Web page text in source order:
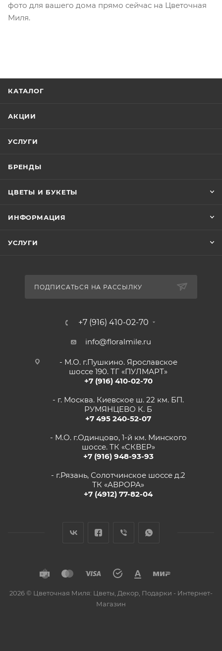
фото для вашего дома прямо сейчас на Цветочная
Миля.
КАТАЛОГ
АКЦИИ
УСЛУГИ
БРЕНДЫ
ЦВЕТЫ И БУКЕТЫ
ИНФОРМАЦИЯ
УСЛУГИ
ПОДПИСАТЬСЯ НА РАССЫЛКУ
+7 (916) 410-02-70
info@floralmile.ru
- М.О. г.Пушкино. Ярославское
шоссе 190. ТГ «ПУЛМАРТ»
+7 (916) 410-02-70
- г. Москва. Киевское ш. 22 км. БП.
РУМЯНЦЕВО К. Б
+7 495 240-52-07
- М.О. г.Одинцово, 1-й км. Минского
шоссе. ТК «СКВЕР»
+7 (916) 948-93-93
- г.Рязань, Солотчинское шоссе д.2
ТК «АВРОРА»
+7 (4912) 77-82-04
2026 © Цветочная Миля: Цветы, Декор, Подарки - Интернет-
Магазин